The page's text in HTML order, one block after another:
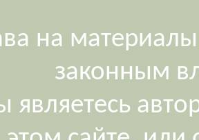
на
законным
являетесь